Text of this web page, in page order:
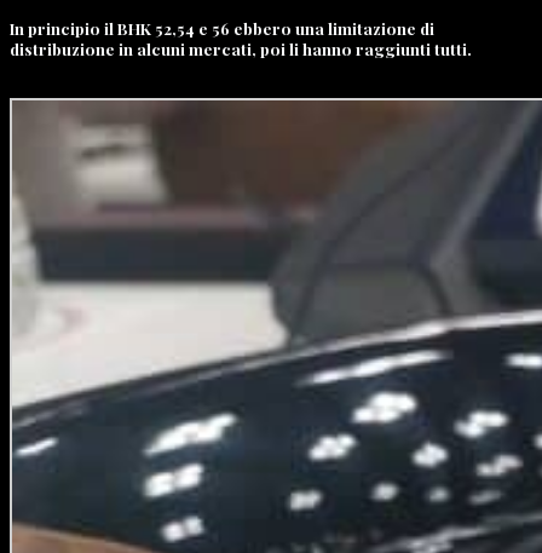
In principio il BHK 52,54 e 56 ebbero una limitazione di
distribuzione in alcuni mercati, poi li hanno raggiunti tutti.